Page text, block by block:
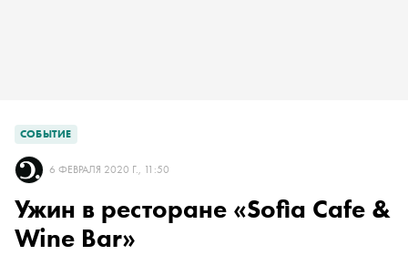
СОБЫТИЕ
6 ФЕВРАЛЯ 2020 Г., 11:50
Ужин в ресторане «Sofia Cafe &
Wine Bar»